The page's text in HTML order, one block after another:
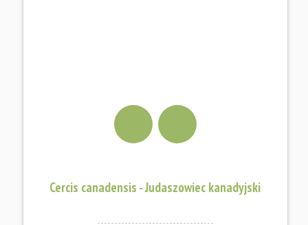
Cercis canadensis - Judaszowiec kanadyjski